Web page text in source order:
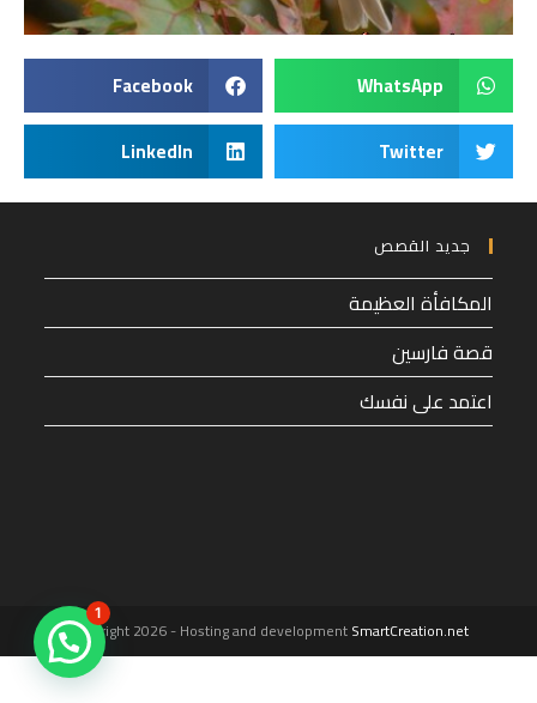
WhatsApp
Facebook
Twitter
LinkedIn
جديد القصص
المكافأة العظيمة
قصة فارسين
اعتمد على نفسك
Copyright 2026 - Hosting and developmentSmartCreation.net
1